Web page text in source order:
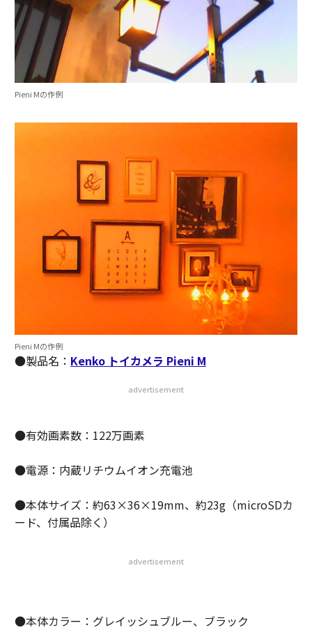
Pieni Mの作例
Pieni Mの作例
●製品名： Kenko トイカメラ Pieni M
advertisement
●有効画素数：122万画素
●電源：内蔵リチウムイオン充電池
●本体サイズ：約63×36×19mm、約23g（microSDカ
ード、付属品除く）
advertisement
●本体カラー：グレイッシュブルー、ブラック